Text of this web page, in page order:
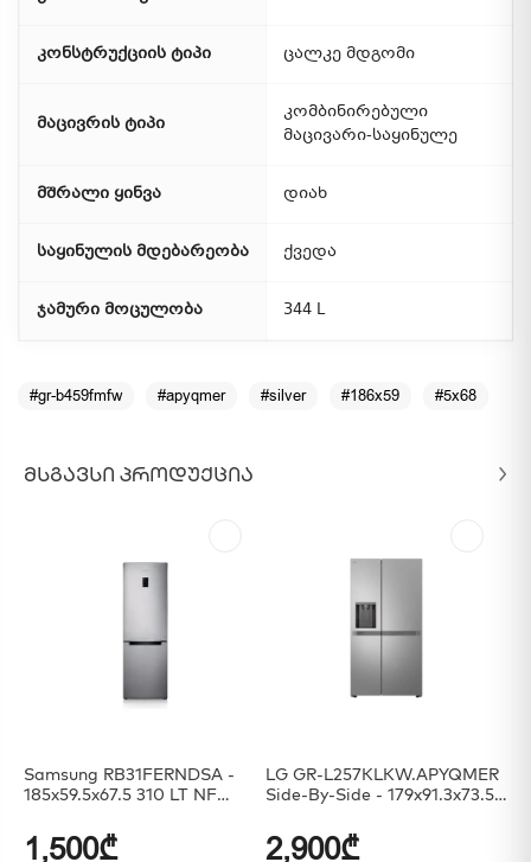
კონსტრუქციის ტიპი ცალკე მდგომი
მაცივრის ტიპი
კომბინირებული
მაცივარი-საყინულე
მშრალი ყინვა დიახ
საყინულის მდებარეობა ქვედა
ჯამური მოცულობა 344 L
#gr-b459fmfw #apyqmer #silver #186x59 #5x68
ᲛᲡᲒᲐᲕᲡᲘ ᲞᲠᲝᲓᲣᲥᲪᲘᲐ
Samsung RB31FERNDSA -
185x59.5x67.5 310 LT NF
1,500₾
LG GR-L257KLKW.APYQMER
Side-By-Side - 179x91.3x73.5
Silver
2,900₾